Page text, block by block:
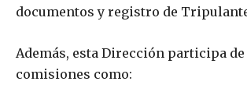
documentos y registro de
Además, esta Dirección participa
comisiones como: